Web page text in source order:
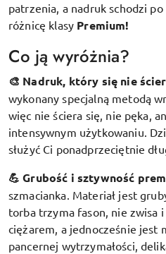
patrzenia, a nadruk schodzi
różnicę klasy Premium!
Co ją wyróżnia?
🎨 Nadruk, który się nie
wykonany specjalną metodą
więc nie ściera się, nie pęka,
intensywnym użytkowaniu.
służyć Ci ponadprzeciętnie
💪 Grubość i sztywność
szmacianka. Materiał jest
torba trzyma fason, nie zwisa
ciężarem, a jednocześnie jest
pancernej wytrzymałości,